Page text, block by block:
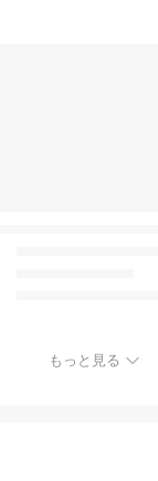
もっと見る